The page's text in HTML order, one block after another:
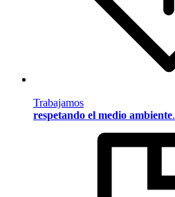
Trabajamos
respetando el medio ambiente.